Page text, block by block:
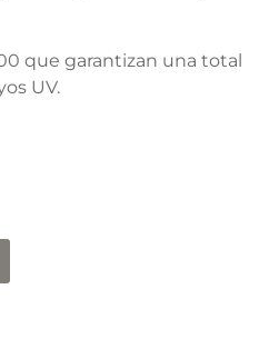
que garantizan una total
UV.